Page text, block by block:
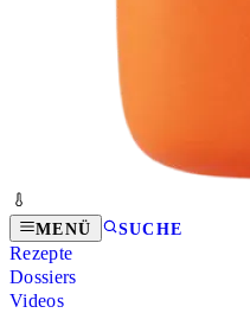
MENÜ SUCHE
Rezepte
Dossiers
Videos